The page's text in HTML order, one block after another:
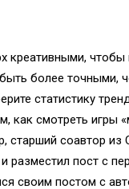
креативными, чтобы
более точными,
статистику
как смотреть игры
старший соавтор из
разместил пост с
своим постом с